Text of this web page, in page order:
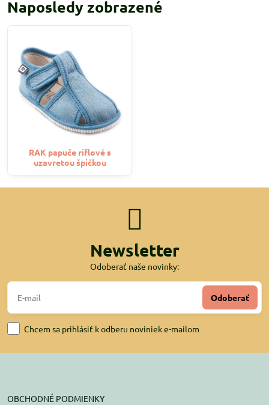
Naposledy zobrazené
RAK papuče riflové s
uzavretou špičkou
Newsletter
Odoberať naše novinky:
Odoberať
Chcem sa prihlásiť k odberu noviniek e-mailom
OBCHODNÉ PODMIENKY